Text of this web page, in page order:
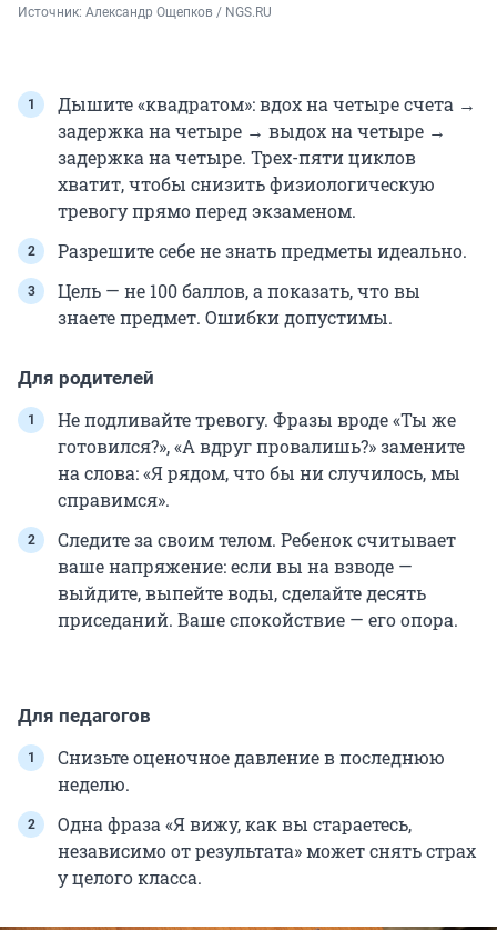
Источник: Александр Ощепков / NGS.RU
Дышите «квадратом»: вдох на четыре счета →
задержка на четыре → выдох на четыре →
задержка на четыре. Трех-пяти циклов
хватит, чтобы снизить физиологическую
тревогу прямо перед экзаменом.
Разрешите себе не знать предметы идеально.
Цель — не 100 баллов, а показать, что вы
знаете предмет. Ошибки допустимы.
Для родителей
Не подливайте тревогу. Фразы вроде «Ты же
готовился?», «А вдруг провалишь?» замените
на слова: «Я рядом, что бы ни случилось, мы
справимся».
Следите за своим телом. Ребенок считывает
ваше напряжение: если вы на взводе —
выйдите, выпейте воды, сделайте десять
приседаний. Ваше спокойствие — его опора.
Для педагогов
Снизьте оценочное давление в последнюю
неделю.
Одна фраза «Я вижу, как вы стараетесь,
независимо от результата» может снять страх
у целого класса.